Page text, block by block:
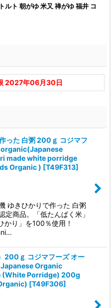
ルト 朝がゆ 米又 禅がゆ 福井 コ
2027年06月30日
った 白粥 200ｇ コジマフ
organic(Japanese
made white porridge
Organic ) [T49F313]
ゆきひかりで作った 白粥
定商品。「低たんぱく米」
かり」を100％使用！
200ｇ コジマフーズ オー
Organic
Porridge) 200g
[T49F306]